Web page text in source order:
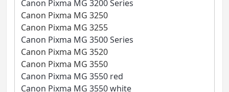
Canon Pixma MG 3200 Series
Canon Pixma MG 3250
Canon Pixma MG 3255
Canon Pixma MG 3500 Series
Canon Pixma MG 3520
Canon Pixma MG 3550
Canon Pixma MG 3550 red
Canon Pixma MG 3550 white